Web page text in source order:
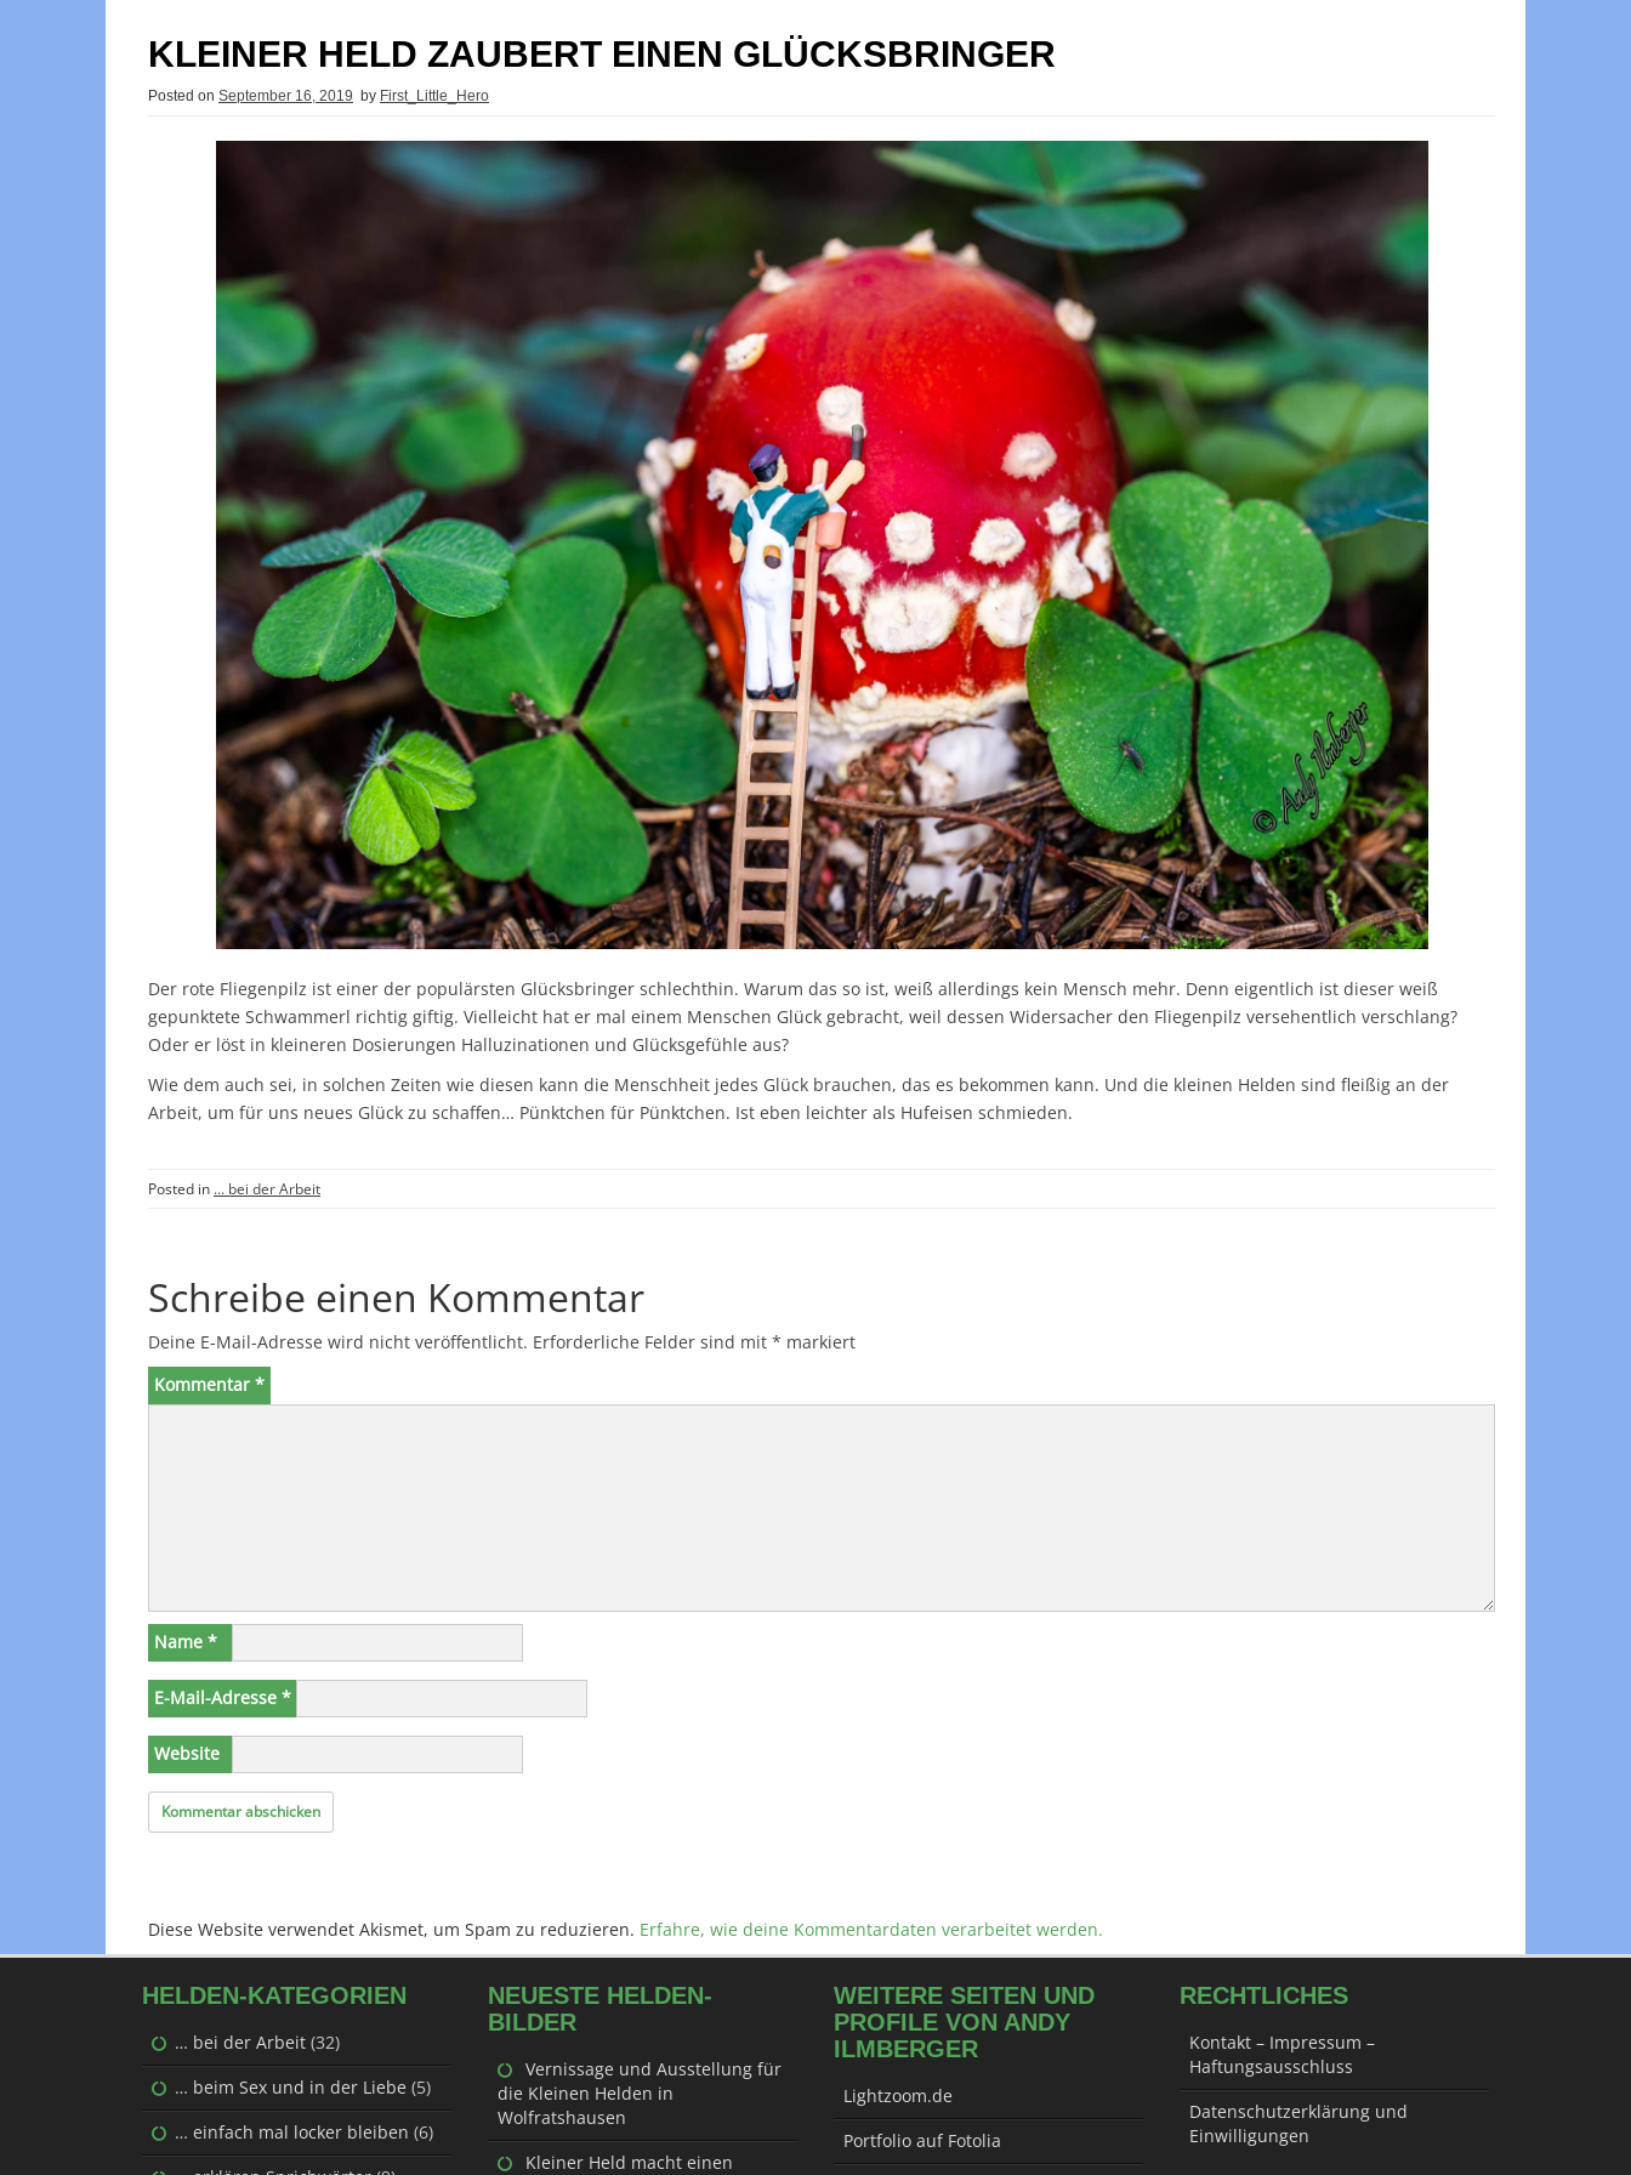
KLEINER HELD ZAUBERT EINEN GLÜCKSBRINGER
Posted on September 16, 2019 by First_Little_Hero
Der rote Fliegenpilz ist einer der populärsten Glücksbringer schlechthin. Warum das so ist, weiß allerdings kein Mensch mehr. Denn eigentlich ist dieser weiß
gepunktete Schwammerl richtig giftig. Vielleicht hat er mal einem Menschen Glück gebracht, weil dessen Widersacher den Fliegenpilz versehentlich verschlang?
Oder er löst in kleineren Dosierungen Halluzinationen und Glücksgefühle aus?
Wie dem auch sei, in solchen Zeiten wie diesen kann die Menschheit jedes Glück brauchen, das es bekommen kann. Und die kleinen Helden sind fleißig an der
Arbeit, um für uns neues Glück zu schaffen… Pünktchen für Pünktchen. Ist eben leichter als Hufeisen schmieden.
Posted in ... bei der Arbeit
Schreibe einen Kommentar
Deine E-Mail-Adresse wird nicht veröffentlicht. Erforderliche Felder sind mit * markiert
Kommentar *
Name *
E-Mail-Adresse *
Website
Diese Website verwendet Akismet, um Spam zu reduzieren. Erfahre, wie deine Kommentardaten verarbeitet werden.
HELDEN-KATEGORIEN
… bei der Arbeit (32)
… beim Sex und in der Liebe (5)
… einfach mal locker bleiben (6)
NEUESTE HELDEN-
BILDER
Vernissage und Ausstellung für
die Kleinen Helden in
Wolfratshausen
Kleiner Held macht einen
WEITERE SEITEN UND
PROFILE VON ANDY
ILMBERGER
Lightzoom.de
Portfolio auf Fotolia
RECHTLICHES
Kontakt – Impressum –
Haftungsausschluss
Datenschutzerklärung und
Einwilligungen